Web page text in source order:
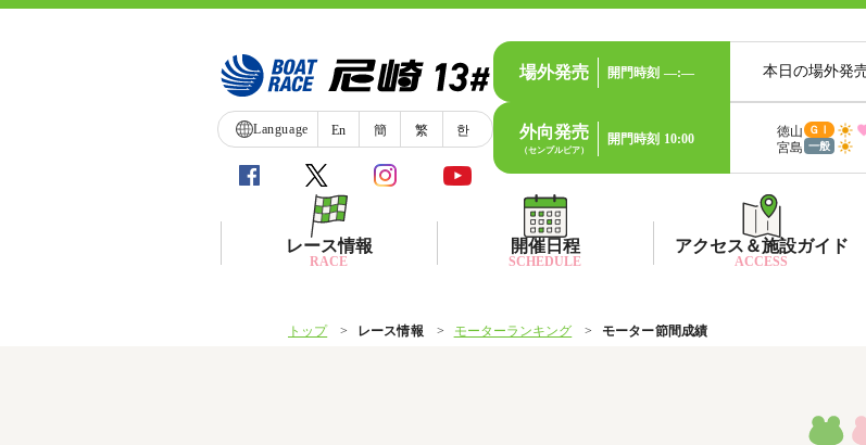
Language En 簡 繁 한
場外発売 開門時刻 —:— 本日の場外発
外向発売
（センプルピア）
開門時刻 10:00 徳山 ＧⅠ
宮島 一般
レース情報
RACE
開催日程
SCHEDULE
アクセス＆施設ガイド
ACCESS
ファン送迎バス時刻表
トップ レース情報 モーターランキング モーター節間成績